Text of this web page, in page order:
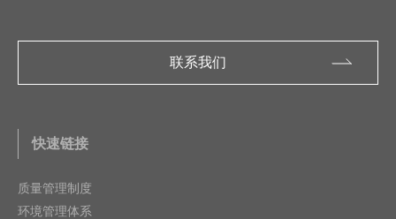
联系我们
快速链接
质量管理制度
环境管理体系